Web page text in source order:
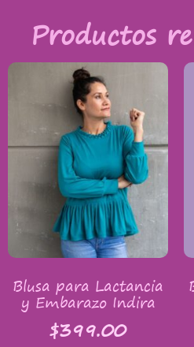
Productos
Blusa para Lactancia
y Embarazo Indira
$399.00